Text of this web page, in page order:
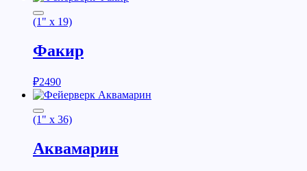
(1" x 19)
Факир
₽2490
(1" x 36)
Аквамарин